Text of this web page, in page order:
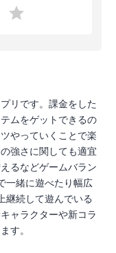
リです。課金をした
ムをゲットできるの
やっていくことで楽
強さに関しても適宜
るなどゲームバラン
一緒に遊べたり幅広
継続して遊んでいる
ャラクターや新コラ
す。